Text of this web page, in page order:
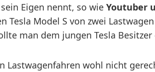
Eigen nennt, so wie Youtuber
Tesla Model S von zwei
man dem jungen Tesla
Lastwagenfahren wohl nicht